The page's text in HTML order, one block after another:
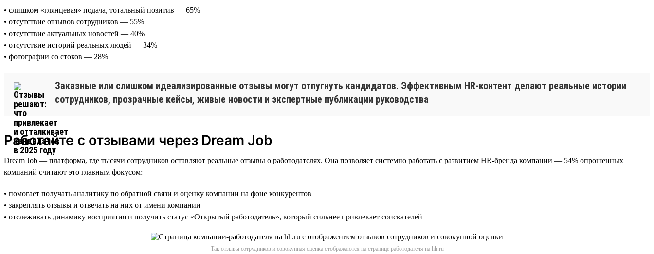
• слишком «глянцевая» подача, тотальный позитив — 65%
• отсутствие отзывов сотрудников — 55%
• отсутствие актуальных новостей — 40%
• отсутствие историй реальных людей — 34%
• фотографии со стоков — 28%
Заказные или слишком идеализированные отзывы могут отпугнуть кандидатов. Эффективным HR-контент делают реальные истории
сотрудников, прозрачные кейсы, живые новости и экспертные публикации руководства
Работайте с отзывами через Dream Job
Dream Job — платформа, где тысячи сотрудников оставляют реальные отзывы о работодателях. Она позволяет системно работать с развитием HR-бренда компании — 54% опрошенных
компаний считают это главным фокусом:
• помогает получать аналитику по обратной связи и оценку компании на фоне конкурентов
• закреплять отзывы и отвечать на них от имени компании
• отслеживать динамику восприятия и получить статус «Открытый работодатель», который сильнее привлекает соискателей
Так отзывы сотрудников и совокупная оценка отображаются на странице работодателя на hh.ru